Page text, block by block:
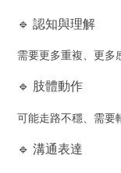
🔹 認知與理解
需要更多重複、更多
🔹 肢體動作
可能走路不穩、需要
🔹 溝通表達